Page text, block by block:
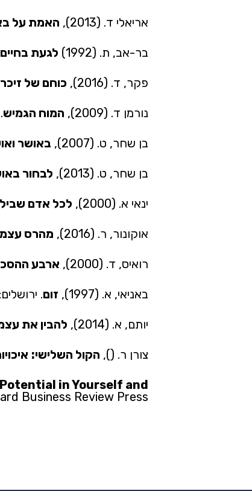
אריאלי ד. (2013), האמת על
בר-אב, ת. (1992) לגעת
פקר, ד. (2016), כוחם של
נורמן ד. (2009), המוח הגמיש
בן שחר, ט. (2007), באושר
בן שחר, ט. (2013), לבחור
ינאי א. (2000), לכל אדם שביל
אוקונור, ר. (2016), מהרס
רואיס, ד. (2000), ארבע
באניאי, א. (1997), זום.
יותם, א. (2014), להבין את
צורן ר. (), הקול השלישי:
in Yourself and
Business Review Press